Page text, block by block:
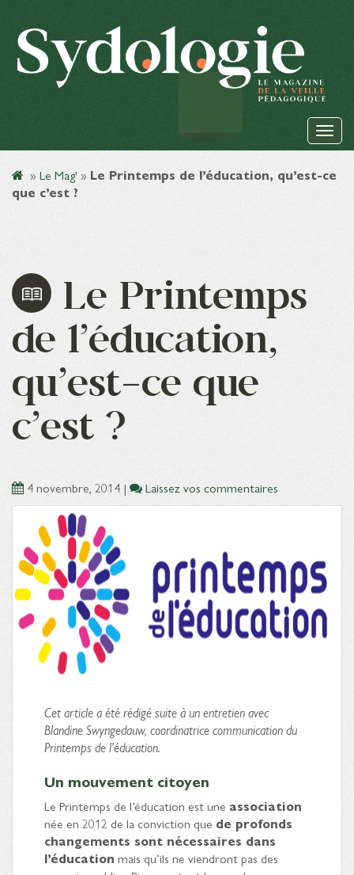
» Le Mag' » Le Printemps de l’éducation, qu’est-ce
que c’est ?
Le Printemps
de l’éducation,
qu’est-ce que
c’est ?
4 novembre, 2014 | Laissez vos commentaires
Cet article a été rédigé suite à un entretien avec
Blandine Swyngedauw, coordinatrice communication du
Printemps de l’éducation.
Un mouvement citoyen
Le Printemps de l’éducation est une association
née en 2012 de la conviction que de profonds
changements sont nécessaires dans
l’éducation mais qu’ils ne viendront pas des